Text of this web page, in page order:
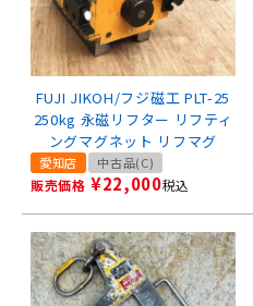
FUJI JIKOH/フジ磁工 PLT-25
250kg 永磁リフター リフティ
ングマグネット リフマグ
愛知店 中古品(C)
販売価格 ¥22,000税込